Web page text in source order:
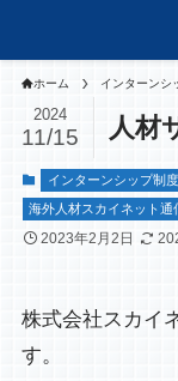
ホーム インターンシ
人材
2024
11/15
インターンシップ制度
海外人材スカイネット通
2023年2月2日
株式会社スカイ
す。